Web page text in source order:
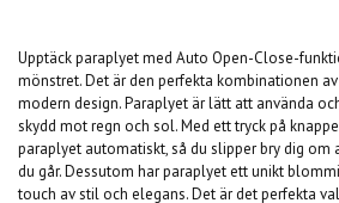
Upptäck paraplyet med Auto Open-Close-
mönstret. Det är den perfekta kombinationen
modern design. Paraplyet är lätt att använda
skydd mot regn och sol. Med ett tryck på
paraplyet automatiskt, så du slipper bry dig
du går. Dessutom har paraplyet ett unikt
touch av stil och elegans. Det är det perfekta